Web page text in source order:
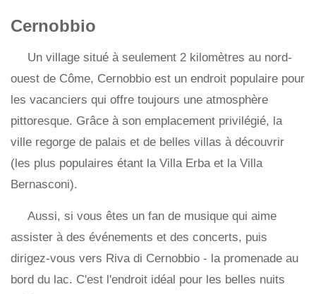
Cernobbio
Un village situé à seulement 2 kilomètres au nord-
ouest de Côme, Cernobbio est un endroit populaire pour
les vacanciers qui offre toujours une atmosphère
pittoresque. Grâce à son emplacement privilégié, la
ville regorge de palais et de belles villas à découvrir
(les plus populaires étant la Villa Erba et la Villa
Bernasconi).
Aussi, si vous êtes un fan de musique qui aime
assister à des événements et des concerts, puis
dirigez-vous vers Riva di Cernobbio - la promenade au
bord du lac. C'est l'endroit idéal pour les belles nuits